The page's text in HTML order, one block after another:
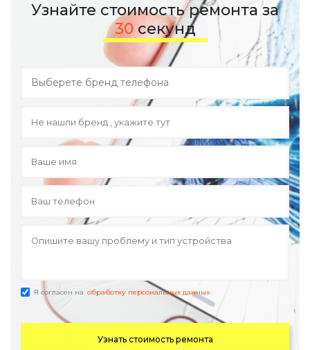
Узнайте стоимость ремонта за
30 секунд
Я согласен на обработку персональных данных
Узнать стоимость ремонта